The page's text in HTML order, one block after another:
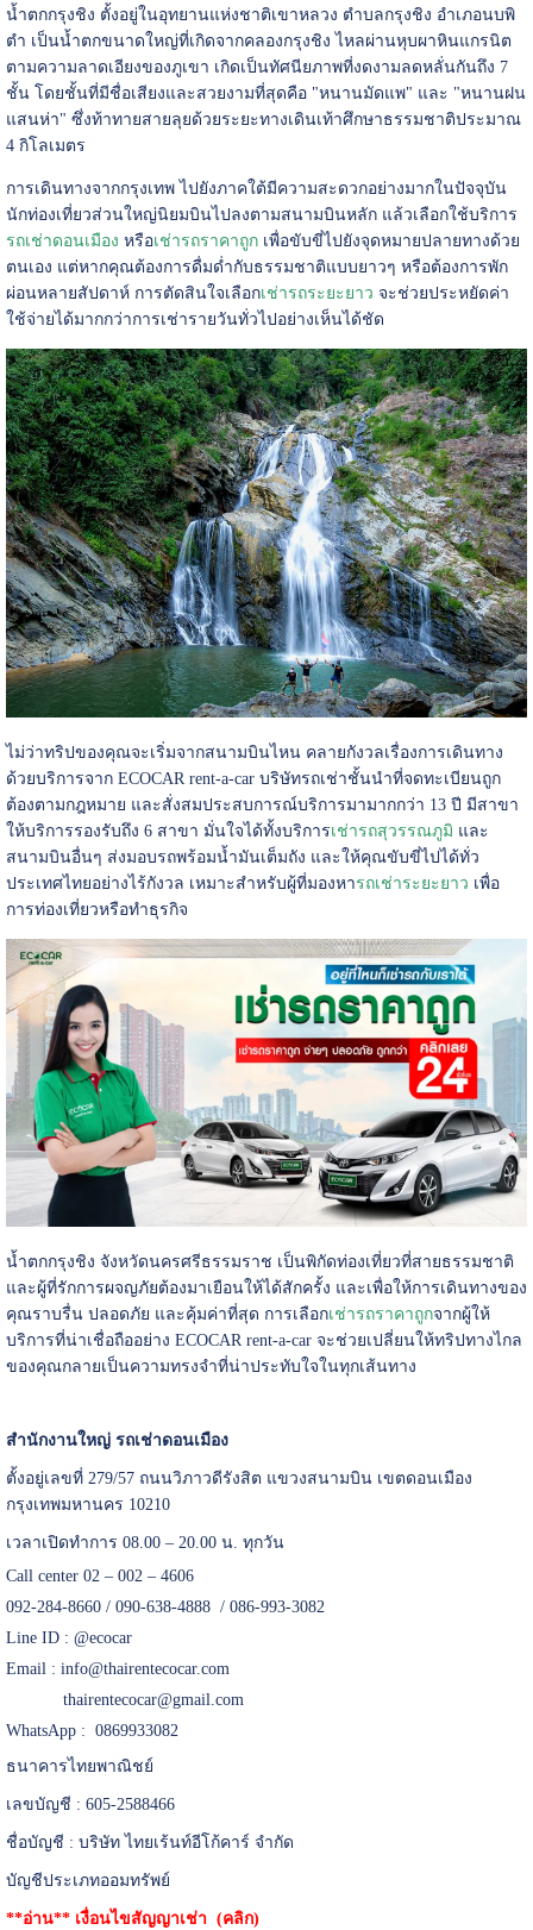
น้ำตกกรุงชิง ตั้งอยู่ในอุทยานแห่งชาติเขาหลวง ตำบลกรุงชิง อำเภอนบพิ
ตำ เป็นน้ำตกขนาดใหญ่ที่เกิดจากคลองกรุงชิง ไหลผ่านหุบผาหินแกรนิต
ตามความลาดเอียงของภูเขา เกิดเป็นทัศนียภาพที่งดงามลดหลั่นกันถึง 7
ชั้น โดยชั้นที่มีชื่อเสียงและสวยงามที่สุดคือ "หนานมัดแพ" และ "หนานฝน
แสนห่า" ซึ่งท้าทายสายลุยด้วยระยะทางเดินเท้าศึกษาธรรมชาติประมาณ
4 กิโลเมตร
การเดินทางจากกรุงเทพ ไปยังภาคใต้มีความสะดวกอย่างมากในปัจจุบัน
นักท่องเที่ยวส่วนใหญ่นิยมบินไปลงตามสนามบินหลัก แล้วเลือกใช้บริการ
รถเช่าดอนเมือง หรือเช่ารถราคาถูกเพื่อขับขี่ไปยังจุดหมายปลายทางด้วย
ตนเอง แต่หากคุณต้องการดื่มด่ำกับธรรมชาติแบบยาวๆ หรือต้องการพัก
ผ่อนหลายสัปดาห์ การตัดสินใจเลือกเช่ารถระยะยาว จะช่วยประหยัดค่า
ใช้จ่ายได้มากกว่าการเช่ารายวันทั่วไปอย่างเห็นได้ชัด
ไม่ว่าทริปของคุณจะเริ่มจากสนามบินไหน คลายกังวลเรื่องการเดินทาง
ด้วยบริการจาก ECOCAR rent-a-car บริษัทรถเช่าชั้นนำที่จดทะเบียนถูก
ต้องตามกฎหมาย และสั่งสมประสบการณ์บริการมามากกว่า 13 ปี มีสาขา
ให้บริการรองรับถึง 6 สาขา มั่นใจได้ทั้งบริการเช่ารถสุวรรณภูมิ และ
สนามบินอื่นๆ ส่งมอบรถพร้อมน้ำมันเต็มถัง และให้คุณขับขี่ไปได้ทั่ว
ประเทศไทยอย่างไร้กังวล เหมาะสำหรับผู้ที่มองหารถเช่าระยะยาว เพื่อ
การท่องเที่ยวหรือทำธุรกิจ
น้ำตกกรุงชิง จังหวัดนครศรีธรรมราช เป็นพิกัดท่องเที่ยวที่สายธรรมชาติ
และผู้ที่รักการผจญภัยต้องมาเยือนให้ได้สักครั้ง และเพื่อให้การเดินทางของ
คุณราบรื่น ปลอดภัย และคุ้มค่าที่สุด การเลือกเช่ารถราคาถูกจากผู้ให้
บริการที่น่าเชื่อถืออย่าง ECOCAR rent-a-car จะช่วยเปลี่ยนให้ทริปทางไกล
ของคุณกลายเป็นความทรงจำที่น่าประทับใจในทุกเส้นทาง
สำนักงานใหญ่ รถเช่าดอนเมือง
ตั้งอยู่เลขที่ 279/57 ถนนวิภาวดีรังสิต แขวงสนามบิน เขตดอนเมือง
กรุงเทพมหานคร 10210
เวลาเปิดทำการ 08.00 – 20.00 น. ทุกวัน
Call center 02 – 002 – 4606
092-284-8660 / 090-638-4888 / 086-993-3082
Line ID : @ecocar
Email : info@thairentecocar.com
thairentecocar@gmail.com
WhatsApp : 0869933082
ธนาคารไทยพาณิชย์
เลขบัญชี : 605-2588466
ชื่อบัญชี : บริษัท ไทยเร้นท์อีโก้คาร์ จำกัด
บัญชีประเภทออมทรัพย์
**อ่าน** เงื่อนไขสัญญาเช่า (คลิก)